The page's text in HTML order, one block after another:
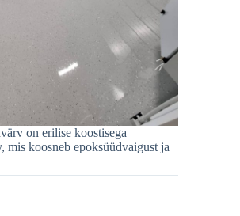
on erilise koostisega
mis koosneb epoksüüdvaigust ja